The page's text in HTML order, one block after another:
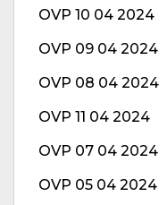
OVP 10 04 2024
OVP 09 04 2024
OVP 08 04 2024
OVP 11 04 2024
OVP 07 04 2024
OVP 05 04 2024